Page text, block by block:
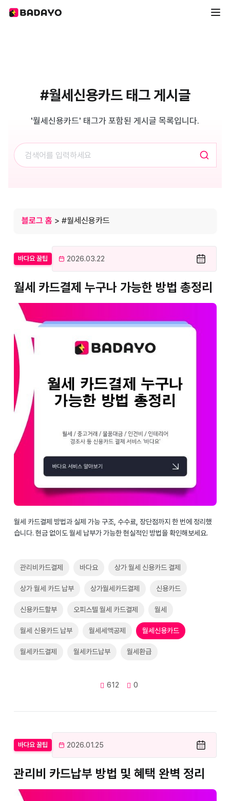
#월세신용카드 태그 게시글
'월세신용카드' 태그가 포함된 게시글 목록입니다.
블로그 홈 > #월세신용카드
바다요 꿀팁 2026.03.22
월세 카드결제 누구나 가능한 방법 총정리
월세 카드결제 방법과 실제 가능 구조, 수수료, 장단점까지 한 번에 정리했
습니다. 현금 없이도 월세 납부가 가능한 현실적인 방법을 확인해보세요.
관리비카드결제 바다요 상가 월세 신용카드 결제
상가 월세 카드 납부 상가월세카드결제 신용카드
신용카드할부 오피스텔 월세 카드결제 월세
월세 신용카드 납부 월세세액공제 월세신용카드
월세카드결제 월세카드납부 월세환급
612 0
바다요 꿀팁 2026.01.25
관리비 카드납부 방법 및 혜택 완벽 정리